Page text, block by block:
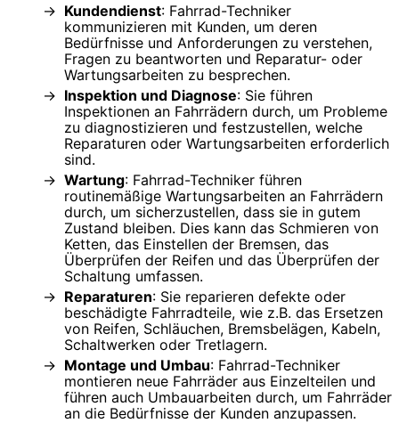
Kundendienst: Fahrrad-Techniker
kommunizieren mit Kunden, um deren
Bedürfnisse und Anforderungen zu verstehen,
Fragen zu beantworten und Reparatur- oder
Wartungsarbeiten zu besprechen.
Inspektion und Diagnose: Sie führen
Inspektionen an Fahrrädern durch, um Probleme
zu diagnostizieren und festzustellen, welche
Reparaturen oder Wartungsarbeiten erforderlich
sind.
Wartung: Fahrrad-Techniker führen
routinemäßige Wartungsarbeiten an Fahrrädern
durch, um sicherzustellen, dass sie in gutem
Zustand bleiben. Dies kann das Schmieren von
Ketten, das Einstellen der Bremsen, das
Überprüfen der Reifen und das Überprüfen der
Schaltung umfassen.
Reparaturen: Sie reparieren defekte oder
beschädigte Fahrradteile, wie z.B. das Ersetzen
von Reifen, Schläuchen, Bremsbelägen, Kabeln,
Schaltwerken oder Tretlagern.
Montage und Umbau: Fahrrad-Techniker
montieren neue Fahrräder aus Einzelteilen und
führen auch Umbauarbeiten durch, um Fahrräder
an die Bedürfnisse der Kunden anzupassen.